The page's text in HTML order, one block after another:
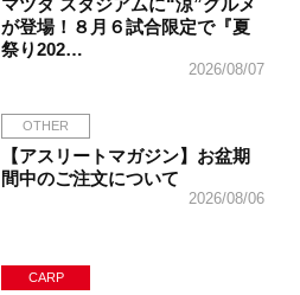
が登場！８月６試合限定で『夏
祭り202…
2026/08/07
OTHER
【アスリートマガジン】お盆期
間中のご注文について
2026/08/06
CARP